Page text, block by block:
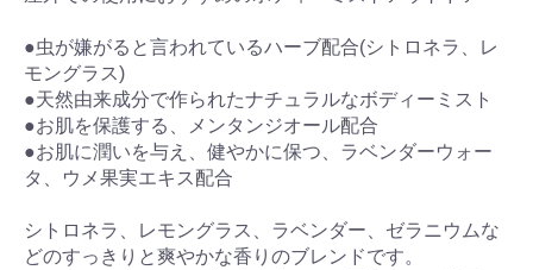
●虫が嫌がると言われているハーブ配合(シトロネラ、レ
モングラス)
●天然由来成分で作られたナチュラルなボディーミスト
●お肌を保護する、メンタンジオール配合
●お肌に潤いを与え、健やかに保つ、ラベンダーウォー
タ、ウメ果実エキス配合
シトロネラ、レモングラス、ラベンダー、ゼラニウムな
どのすっきりと爽やかな香りのブレンドです。